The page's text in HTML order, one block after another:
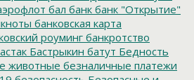
бал банк банк "Открытие"
банковская карта
роуминг банкротство
Бастрыкин батут Бедность
животные безналичные платежи